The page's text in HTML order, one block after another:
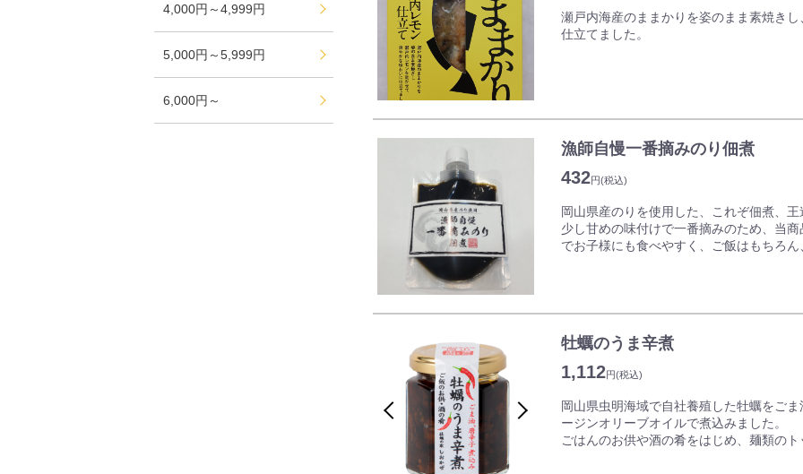
4,000円～4,999円
5,000円～5,999円
6,000円～
瀬戸内海産のままかりを姿のまま素焼き
仕立てました。
漁師自慢一番摘みのり佃煮
432円(税込)
岡山県産のりを使用した、これぞ佃煮、
少し甘めの味付けで一番摘みのため、当
でお子様にも食べやすく、ご飯はもちろ
全国ベスト10に入る生産量を誇る岡山の
現在では海面に網を浮かべて養殖できる
ぶのりが生産されています。
岡山の海には3本の大きな川が流れ込み、
瀬戸内でも特に自慢のできる多くの美味
の中でも豊かな漁場の恩恵を最も受けて
牡蠣のうま辛煮
1,112円(税込)
岡山県虫明海域で自社養殖した牡蠣をご
ージンオリーブオイルで煮込みました。
ごはんのお供や酒の肴をはじめ、麺類の